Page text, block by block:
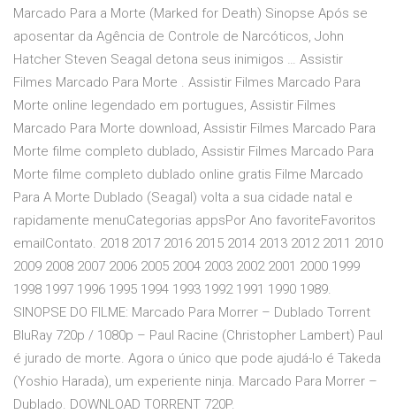
Marcado Para a Morte (Marked for Death) Sinopse Após se
aposentar da Agência de Controle de Narcóticos, John
Hatcher Steven Seagal detona seus inimigos … Assistir
Filmes Marcado Para Morte . Assistir Filmes Marcado Para
Morte online legendado em portugues, Assistir Filmes
Marcado Para Morte download, Assistir Filmes Marcado Para
Morte filme completo dublado, Assistir Filmes Marcado Para
Morte filme completo dublado online gratis Filme Marcado
Para A Morte Dublado (Seagal) volta a sua cidade natal e
rapidamente menuCategorias appsPor Ano favoriteFavoritos
emailContato. 2018 2017 2016 2015 2014 2013 2012 2011 2010
2009 2008 2007 2006 2005 2004 2003 2002 2001 2000 1999
1998 1997 1996 1995 1994 1993 1992 1991 1990 1989.
SINOPSE DO FILME: Marcado Para Morrer – Dublado Torrent
BluRay 720p / 1080p – Paul Racine (Christopher Lambert) Paul
é jurado de morte. Agora o único que pode ajudá-lo é Takeda
(Yoshio Harada), um experiente ninja. Marcado Para Morrer –
Dublado. DOWNLOAD TORRENT 720P.